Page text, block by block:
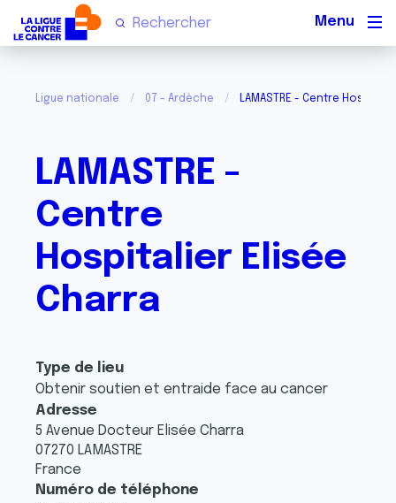
Ligue nationale 07 - Ardèche LAMASTRE - Centre
LAMASTRE -
Centre
Hospitalier Elisée
Charra
Type de lieu
Obtenir soutien et entraide face au cancer
Adresse
5 Avenue Docteur Elisée Charra
07270 LAMASTRE
France
Numéro de téléphone